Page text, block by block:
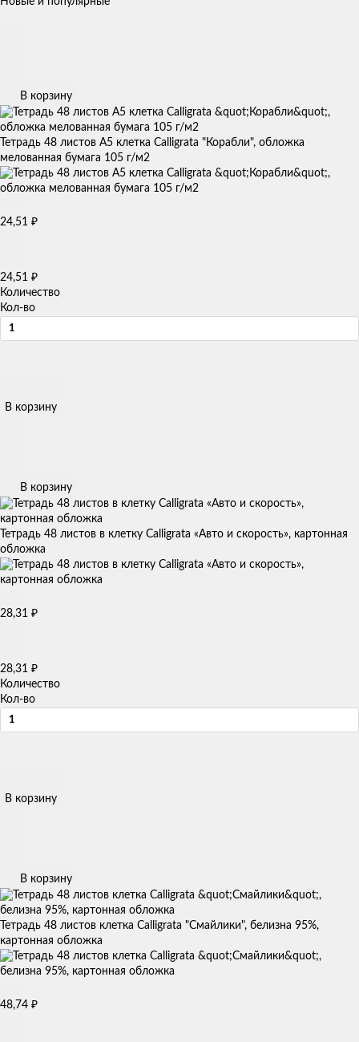
В корзину
Тетрадь 48 листов А5 клетка Calligrata "Корабли", обложка
мелованная бумага 105 г/м2
24,51 ₽
24,51 ₽
Количество
Кол-во
В корзину
В корзину
Тетрадь 48 листов в клетку Calligrata «Авто и скорость», картонная
обложка
28,31 ₽
28,31 ₽
Количество
Кол-во
В корзину
В корзину
Тетрадь 48 листов клетка Calligrata "Смайлики", белизна 95%,
картонная обложка
48,74 ₽